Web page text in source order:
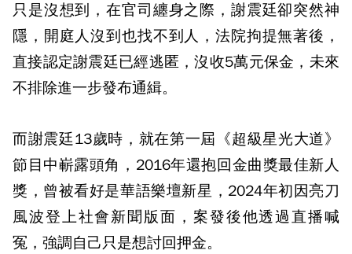
只是沒想到，在官司纏身之際，謝震廷卻突然神
隱，開庭人沒到也找不到人，法院拘提無著後，
直接認定謝震廷已經逃匿，沒收5萬元保金，未來
不排除進一步發布通緝。
而謝震廷13歲時，就在第一屆《超級星光大道》
節目中嶄露頭角，2016年還抱回金曲獎最佳新人
獎，曾被看好是華語樂壇新星，2024年初因亮刀
風波登上社會新聞版面，案發後他透過直播喊
冤，強調自己只是想討回押金。